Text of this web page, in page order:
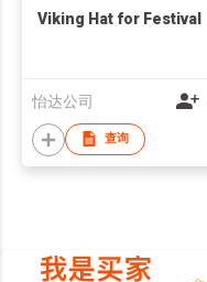
Viking Hat for Festival
怡达公司
查询